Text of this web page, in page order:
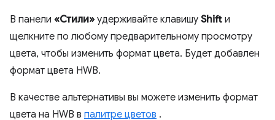
В панели «Стили» удерживайте клавишу Shift и
щелкните по любому предварительному просмотру
цвета, чтобы изменить формат цвета. Будет добавлен
формат цвета HWB.
В качестве альтернативы вы можете изменить формат
цвета на HWB в палитре цветов .